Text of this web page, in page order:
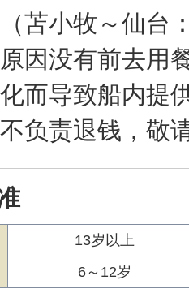
苫小牧～仙台
因没有前去用
而导致船内提
负责退钱，敬
13岁以上
6～12岁